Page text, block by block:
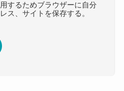
するためブラウザーに自分
ス、サイトを保存する。